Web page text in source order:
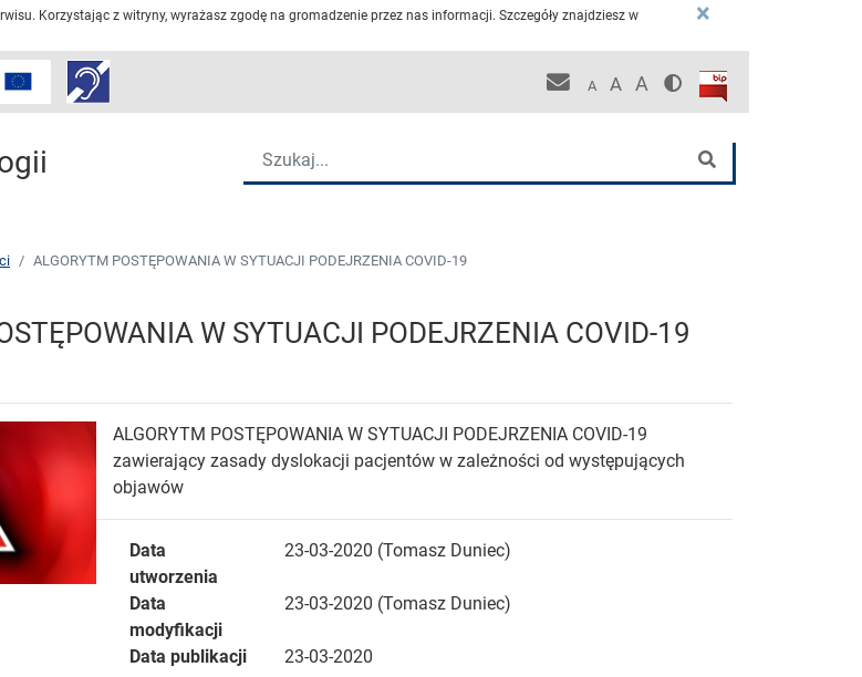
Korzystając z witryny, wyrażasz zgodę na gromadzenie przez nas informacji. Szczegóły znajdziesz w
×
Pracownicza poczta KCO
A A A Wersja kontrastowa
Biuletyn Informacji
ALGORYTM POSTĘPOWANIA W SYTUACJI PODEJRZENIA COVID-19
W SYTUACJI PODEJRZENIA COVID-19
ALGORYTM POSTĘPOWANIA W SYTUACJI PODEJRZENIA COVID-19
zawierający zasady dyslokacji pacjentów w zależności od występujących
objawów
Data
utworzenia
23-03-2020 (Tomasz Duniec)
Data
modyfikacji
23-03-2020 (Tomasz Duniec)
Data publikacji
23-03-2020